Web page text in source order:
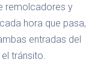
remolcadores y
hora que pasa,
entradas del
tránsito.